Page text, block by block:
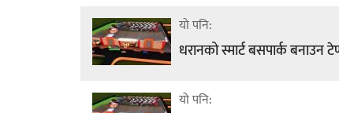
यो पनि:
धरानको स्मार्ट बसपार्क बनाउन
यो पनि: